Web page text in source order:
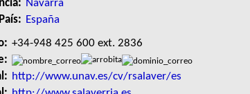
Navarra
País: España
+34-948 425 600 ext. 2836
http://www.unav.es/cv/rsalaver/es